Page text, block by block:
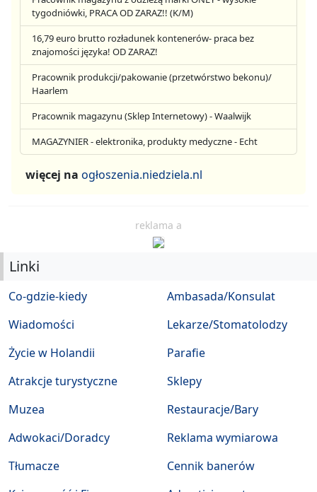
tygodniówki, PRACA OD ZARAZ!! (K/M)
16,79 euro brutto rozładunek kontenerów- praca bez
znajomości języka! OD ZARAZ!
Pracownik produkcji/pakowanie (przetwórstwo bekonu)/
Haarlem
Pracownik magazynu (Sklep Internetowy) - Waalwijk
MAGAZYNIER - elektronika, produkty medyczne - Echt
więcej na ogłoszenia.niedziela.nl
reklama a
Linki
Co-gdzie-kiedy
Wiadomości
Życie w Holandii
Atrakcje turystyczne
Muzea
Ambasada/Konsulat
Lekarze/Stomatolodzy
Parafie
Sklepy
Restauracje/Bary
Adwokaci/Doradcy
Tłumacze
Reklama wymiarowa
Cennik banerów